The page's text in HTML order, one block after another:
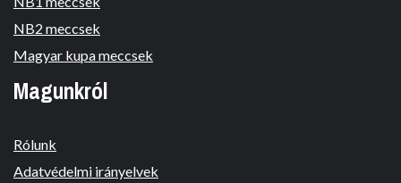
NB2 meccsek
Magyar kupa meccsek
Magunkról
Rólunk
Adatvédelmi irányelvek